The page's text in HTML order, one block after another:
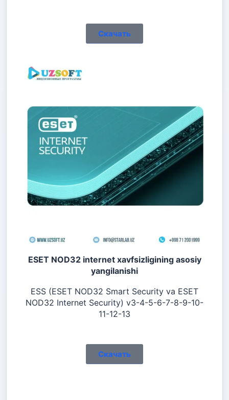
Скачать
ESET NOD32 internet xavfsizligining asosiy
yangilanishi
ESS (ESET NOD32 Smart Security va ESET
NOD32 Internet Security) v3-4-5-6-7-8-9-10-
11-12-13
Скачать